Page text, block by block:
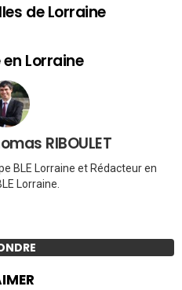
de Lorraine
Lorraine
RIBOULET
BLE Lorraine et Rédacteur en
Lorraine.